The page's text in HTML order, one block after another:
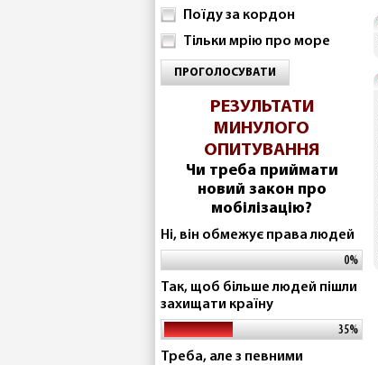
Поїду за кордон
Тільки мрію про море
ПРОГОЛОСУВАТИ
РЕЗУЛЬТАТИ
МИНУЛОГО
ОПИТУВАННЯ
Чи треба приймати
новий закон про
мобілізацію?
Ні, він обмежує права людей
0%
Так, щоб більше людей пішли
захищати країну
35%
Треба, але з певними